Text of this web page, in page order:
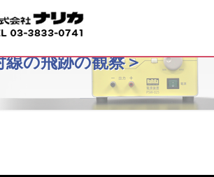
小型ペルチェ霧箱＜
線の飛跡の観察＞